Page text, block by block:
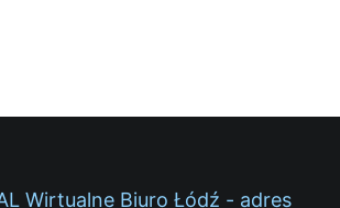
Wirtualne Biuro Łódź - adres